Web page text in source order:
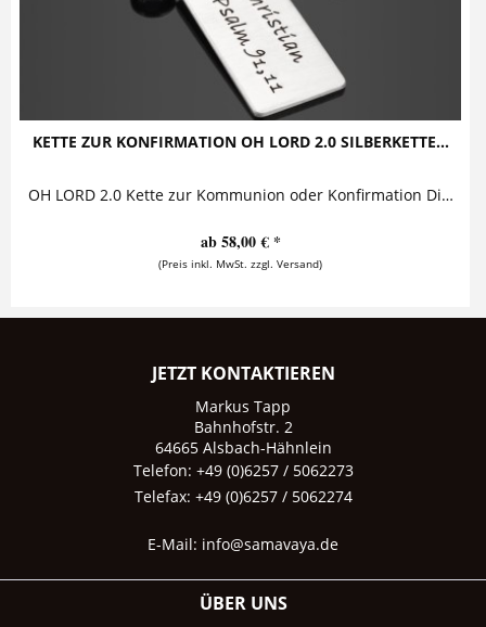
KETTE ZUR KONFIRMATION OH LORD 2.0 SILBERKETTE...
OH LORD 2.0 Kette zur Kommunion oder Konfirmation Diese besondere Kette besteht aus einem rechteckigen Silberanhänger, einem leuchtenden...
ab 58,00 € *
(Preis inkl. MwSt. zzgl. Versand)
JETZT KONTAKTIEREN
Markus Tapp
Bahnhofstr. 2
64665 Alsbach-Hähnlein
Telefon: +49 (0)6257 / 5062273
Telefax: +49 (0)6257 / 5062274
E-Mail: info@samavaya.de
ÜBER UNS